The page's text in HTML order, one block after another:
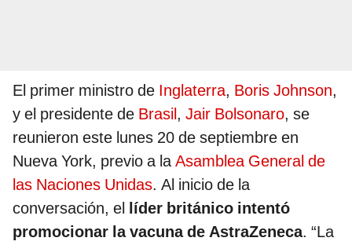
El primer ministro de Inglaterra, Boris Johnson,
y el presidente de Brasil, Jair Bolsonaro, se
reunieron este lunes 20 de septiembre en
Nueva York, previo a laAsamblea General de
las Naciones Unidas. Al inicio de la
conversación, el líder británico intentó
promocionar la vacuna de AstraZeneca. “La